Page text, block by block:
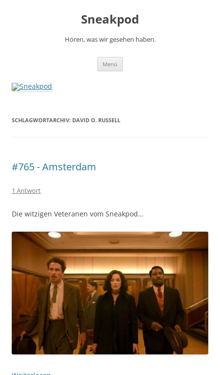
Sneakpod
Hören, was wir gesehen haben.
Menü
SCHLAGWORTARCHIV: DAVID O. RUSSELL
#765 - Amsterdam
1 Antwort
Die witzigen Veteranen vom Sneakpod…